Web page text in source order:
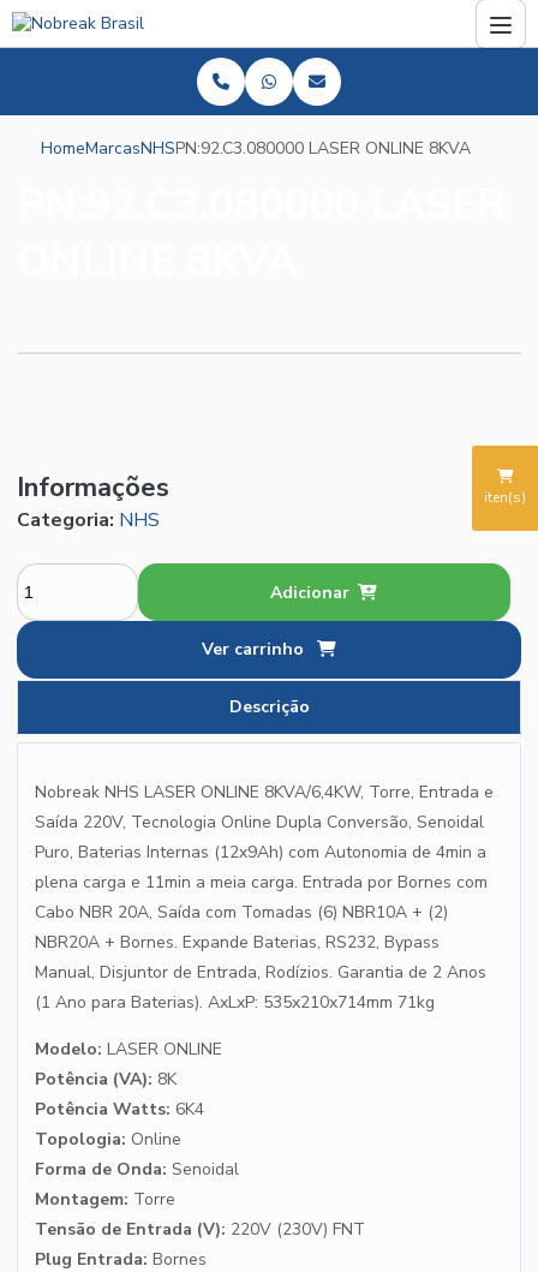
iten(s)
HomeMarcasNHSPN:92.C3.080000 LASER ONLINE 8KVA
Informações
Categoria: NHS
Adicionar
Ver carrinho
Descrição
Nobreak NHS LASER ONLINE 8KVA/6,4KW, Torre, Entrada e
Saída 220V, Tecnologia Online Dupla Conversão, Senoidal
Puro, Baterias Internas (12x9Ah) com Autonomia de 4min a
plena carga e 11min a meia carga. Entrada por Bornes com
Cabo NBR 20A, Saída com Tomadas (6) NBR10A + (2)
NBR20A + Bornes. Expande Baterias, RS232, Bypass
Manual, Disjuntor de Entrada, Rodízios. Garantia de 2 Anos
(1 Ano para Baterias). AxLxP: 535x210x714mm 71kg
Modelo: LASER ONLINE
Potência (VA): 8K
Potência Watts: 6K4
Topologia: Online
Forma de Onda: Senoidal
Montagem: Torre
Tensão de Entrada (V): 220V (230V) FNT
Plug Entrada: Bornes